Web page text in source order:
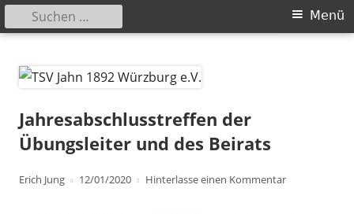
zum
Primäres
Menü
Suchen
nach:
Jahresabschlusstreffen der
Übungsleiter und des Beirats
Autor
Erich Jung
Veröffentlicht
12/01/2020 Hinterlasse einen Kommentarzu